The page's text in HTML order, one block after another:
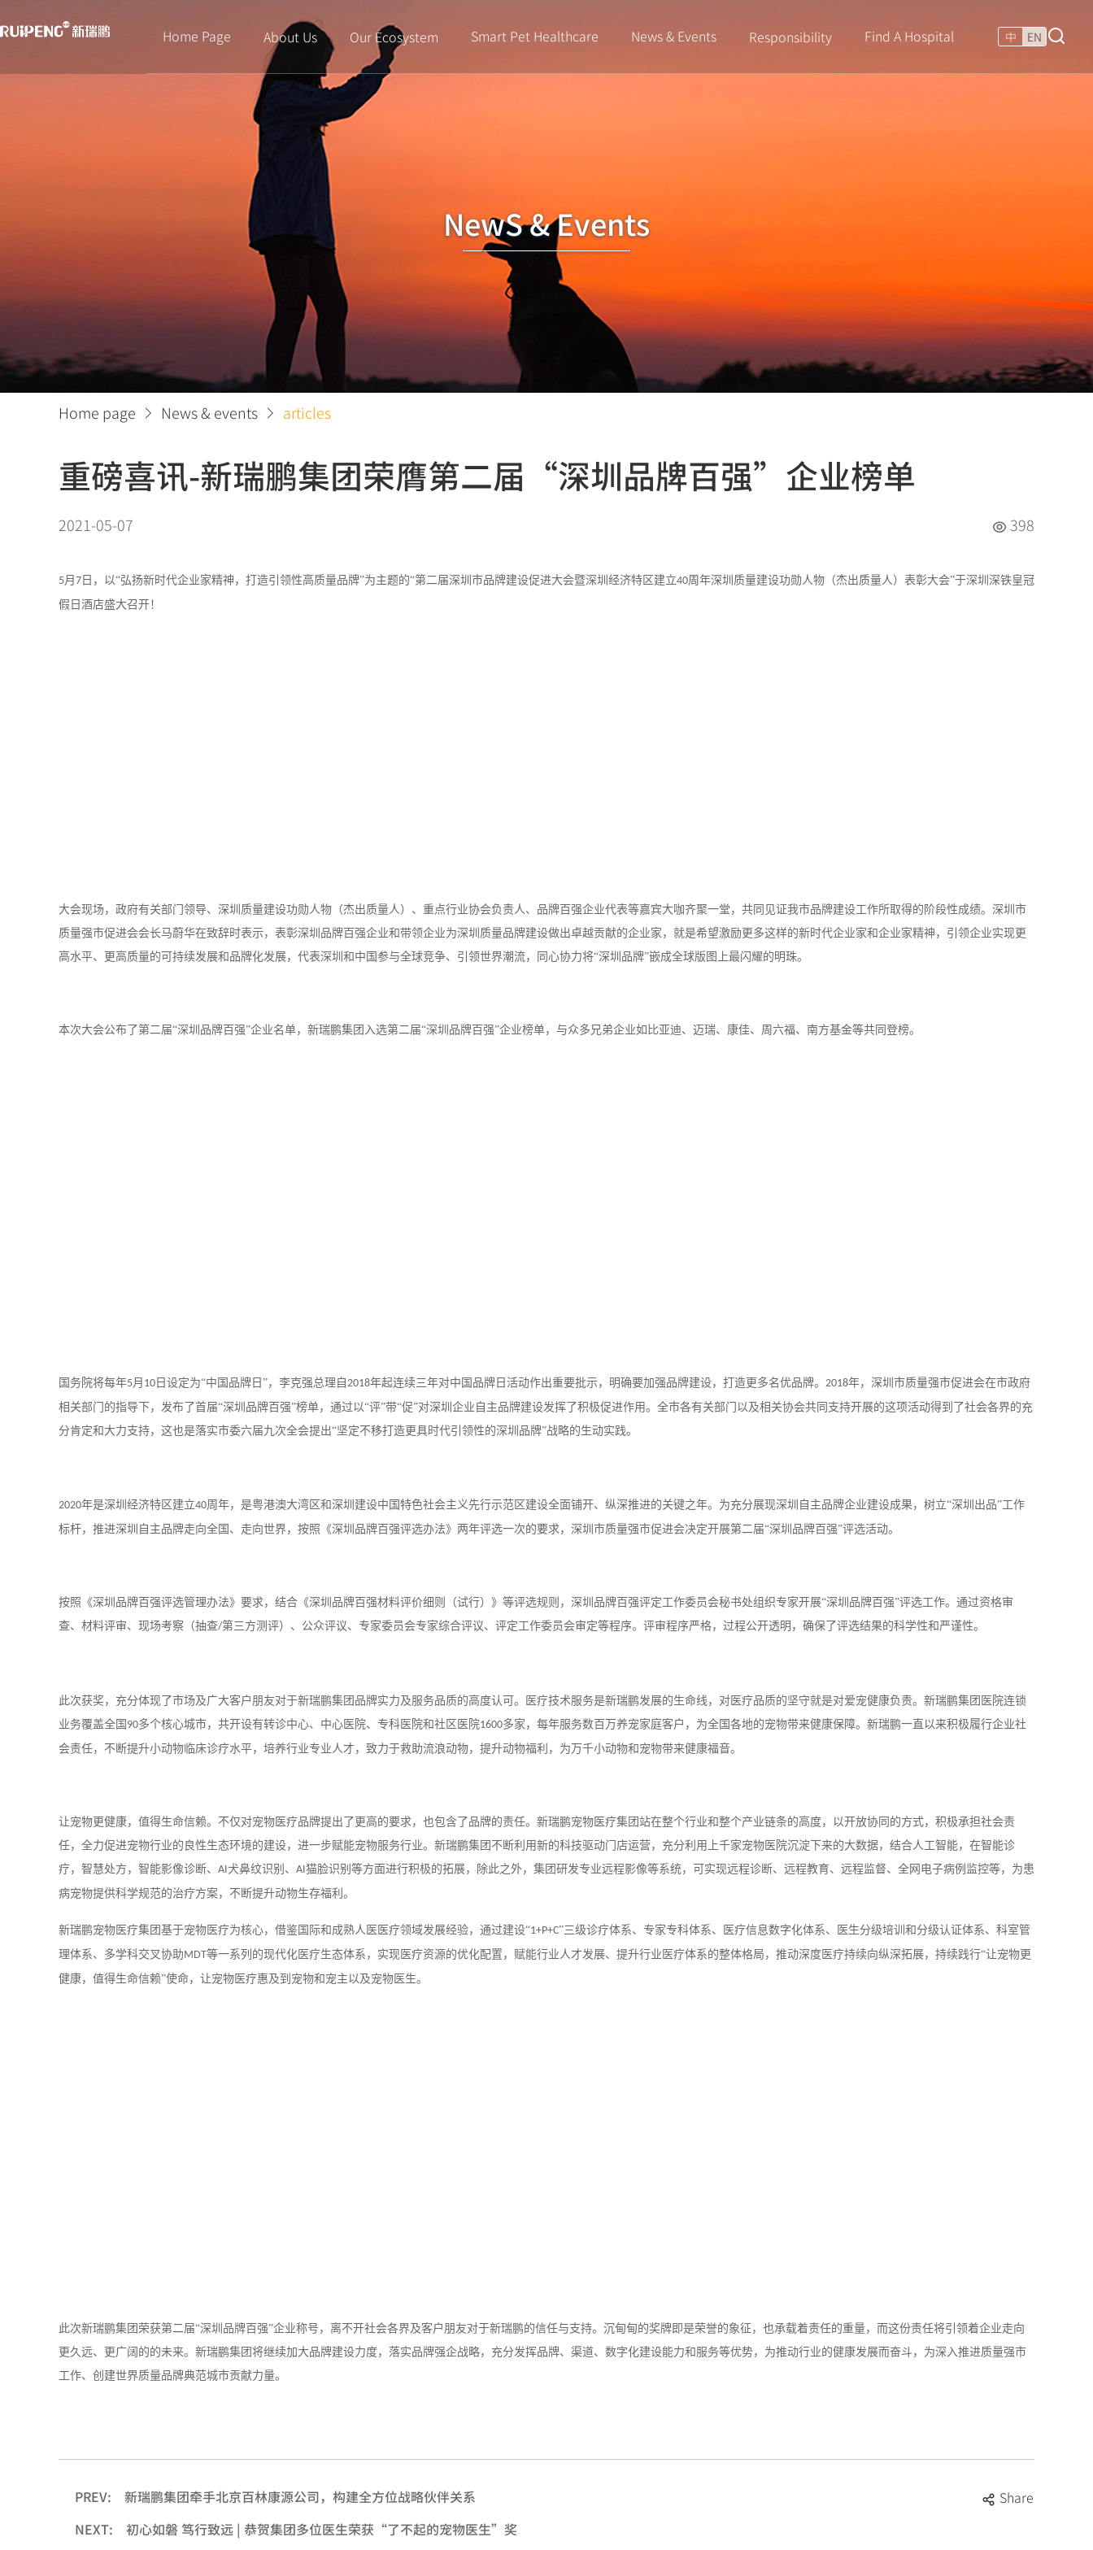
Home Page About Us Our Ecosystem Smart Pet Healthcare News & Events Responsibility Find A Hospital 中 EN
NewS & Events
Home page News & events articles
重磅喜讯-新瑞鹏集团荣膺第二届“深圳品牌百强”企业榜单
2021-05-07 398
5月 7 日，以“弘扬新时代企业家精神，打造引领性高质量品牌”为主题的“第二届深圳市品牌建设促进大会暨深圳经济特区建立40周年深圳质量建设功勋人物（杰出质量人）表彰大会”于深圳深铁皇冠
假日酒店盛大召开！
大会现场，政府有关部门领导、深圳质量建设功勋人物（杰出质量人）、重点行业协会负责人、品牌百强企业代表等嘉宾大咖齐聚一堂，共同见证我市品牌建设工作所取得的阶段性成绩。深圳市
质量强市促进会会长马蔚华在致辞时表示，表彰深圳品牌百强企业和带领企业为深圳质量品牌建设做出卓越贡献的企业家，就是希望激励更多这样的新时代企业家和企业家精神，引领企业实现更
高水平、更高质量的可持续发展和品牌化发展，代表深圳和中国参与全球竞争、引领世界潮流，同心协力将“深圳品牌”嵌成全球版图上最闪耀的明珠。
本次大会公布了第二届“深圳品牌百强”企业名单，新瑞鹏集团入选第二届“深圳品牌百强”企业榜单，与众多兄弟企业如比亚迪、迈瑞、康佳、周六福、南方基金等共同登榜。
国务院将每年5月 10 日设定为“中国品牌日”，李克强总理自 2018年起连续三年对中国品牌日活动作出重要批示，明确要加强品牌建设，打造更多名优品牌。 2018年，深圳市质量强市促进会在市政府
相关部门的指导下，发布了首届“深圳品牌百强”榜单，通过以“评”带“促”对深圳企业自主品牌建设发挥了积极促进作用。全市各有关部门以及相关协会共同支持开展的这项活动得到了社会各界的充
分肯定和大力支持，这也是落实市委六届九次全会提出“坚定不移打造更具时代引领性的深圳品牌”战略的生动实践。
2020年是深圳经济特区建立40周年，是粤港澳大湾区和深圳建设中国特色社会主义先行示范区建设全面铺开、纵深推进的关键之年。为充分展现深圳自主品牌企业建设成果，树立“深圳出品”工作
标杆，推进深圳自主品牌走向全国、走向世界，按照《深圳品牌百强评选办法》两年评选一次的要求，深圳市质量强市促进会决定开展第二届“深圳品牌百强”评选活动。
按照《深圳品牌百强评选管理办法》要求，结合《深圳品牌百强材料评价细则（试行）》等评选规则，深圳品牌百强评定工作委员会秘书处组织专家开展“深圳品牌百强”评选工作。通过资格审
查、材料评审、现场考察（抽查/第三方测评）、公众评议、专家委员会专家综合评议、评定工作委员会审定等程序。评审程序严格，过程公开透明，确保了评选结果的科学性和严谨性。
此次获奖，充分体现了市场及广大客户朋友对于新瑞鹏集团品牌实力及服务品质的高度认可。医疗技术服务是新瑞鹏发展的生命线，对医疗品质的坚守就是对爱宠健康负责。新瑞鹏集团医院连锁
业务覆盖全国 90多个核心城市，共开设有转诊中心、中心医院、专科医院和社区医院1600多家，每年服务数百万养宠家庭客户，为全国各地的宠物带来健康保障。新瑞鹏一直以来积极履行企业社
会责任，不断提升小动物临床诊疗水平，培养行业专业人才，致力于救助流浪动物，提升动物福利，为万千小动物和宠物带来健康福音。
让宠物更健康，值得生命信赖。不仅对宠物医疗品牌提出了更高的要求，也包含了品牌的责任。新瑞鹏宠物医疗集团站在整个行业和整个产业链条的高度，以开放协同的方式，积极承担社会责
任，全力促进宠物行业的良性生态环境的建设，进一步赋能宠物服务行业。新瑞鹏集团不断利用新的科技驱动门店运营，充分利用上千家宠物医院沉淀下来的大数据，结合人工智能，在智能诊
疗，智慧处方，智能影像诊断、 AI犬鼻纹识别、 AI猫脸识别等方面进行积极的拓展，除此之外，集团研发专业远程影像等系统，可实现远程诊断、远程教育、远程监督、全网电子病例监控等，为患
病宠物提供科学规范的治疗方案，不断提升动物生存福利。
新瑞鹏宠物医疗集团基于宠物医疗为核心，借鉴国际和成熟人医医疗领域发展经验，通过建设“1+P+C”三级诊疗体系、专家专科体系、医疗信息数字化体系、医生分级培训和分级认证体系、科室管
理体系、多学科交叉协助MDT等一系列的现代化医疗生态体系，实现医疗资源的优化配置，赋能行业人才发展、提升行业医疗体系的整体格局，推动深度医疗持续向纵深拓展，持续践行“让宠物更
健康，值得生命信赖”使命，让宠物医疗惠及到宠物和宠主以及宠物医生。
此次新瑞鹏集团荣获第二届“深圳品牌百强”企业称号，离不开社会各界及客户朋友对于新瑞鹏的信任与支持。沉甸甸的奖牌即是荣誉的象征，也承载着责任的重量，而这份责任将引领着企业走向
更久远、更广阔的的未来。新瑞鹏集团将继续加大品牌建设力度，落实品牌强企战略，充分发挥品牌、渠道、数字化建设能力和服务等优势，为推动行业的健康发展而奋斗，为深入推进质量强市
工作、创建世界质量品牌典范城市贡献力量。
Share
PREV:
新瑞鹏集团牵手北京百林康源公司，构建全方位战略伙伴关系
NEXT:
初心如磐 笃行致远 | 恭贺集团多位医生荣获“了不起的宠物医生”奖